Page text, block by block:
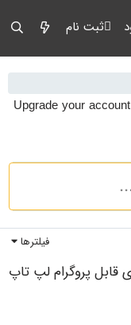
ثبت نام
فیلترها
قابل پروگرام لپ تاپ